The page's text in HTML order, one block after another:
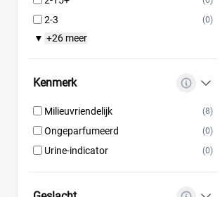
2-3 (0)
▼ +26 meer
Kenmerk
Milieuvriendelijk (8)
Ongeparfumeerd (0)
Urine-indicator (0)